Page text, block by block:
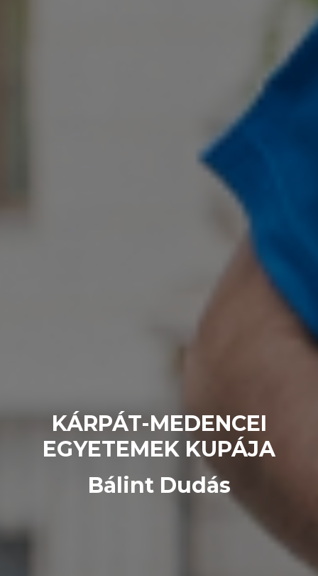
KÁRPÁT-MEDENCEI
EGYETEMEK KUPÁJA
Bálint Dudás